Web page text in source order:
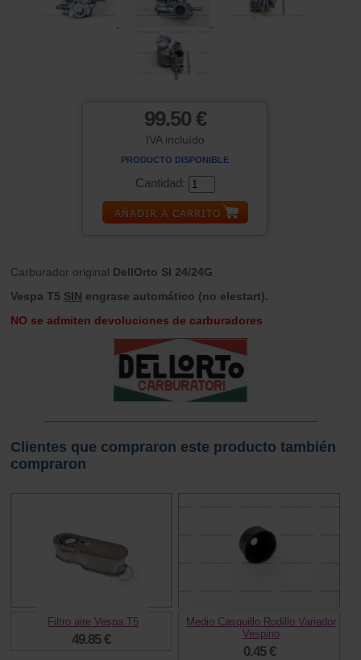
99.50 €
IVA incluído
PRODUCTO DISPONIBLE
Cantidad:
Carburador original DellOrto SI 24/24G
Vespa T5 SIN engrase automático (no elestart).
NO se admiten devoluciones de carburadores
Clientes que compraron este producto también
compraron
Filtro aire Vespa T5
49.85 €
Medio Casquillo Rodillo Variador
Vespino
0.45 €